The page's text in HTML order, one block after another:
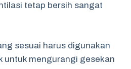
tetap bersih sangat
sesuai harus digunakan
untuk mengurangi gesekan